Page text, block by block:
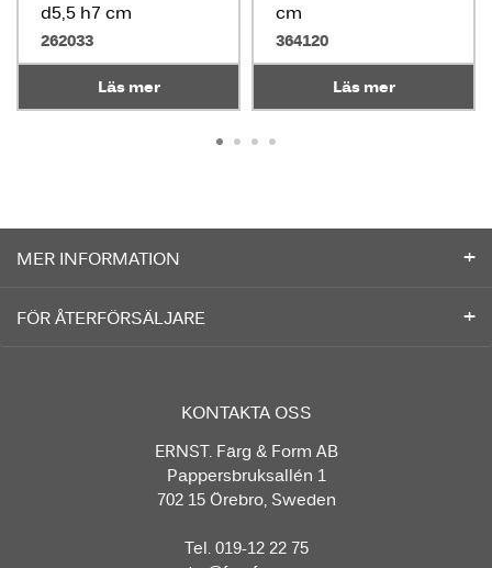
d5,5 h7 cm
262033
Läs mer
cm
364120
Läs mer
MER INFORMATION
FÖR ÅTERFÖRSÄLJARE
KONTAKTA OSS
ERNST. Färg & Form AB
Pappersbruksallén 1
702 15 Örebro, Sweden
Tel. 019-12 22 75